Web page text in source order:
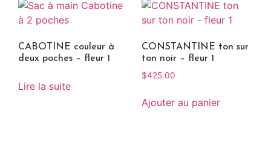
CABOTINE couleur à
deux poches – fleur 1
Lire la suite
CONSTANTINE ton sur
ton noir – fleur 1
$425.00
Ajouter au panier